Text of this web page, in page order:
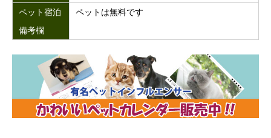
ペット宿泊
備考欄
ペットは無料です